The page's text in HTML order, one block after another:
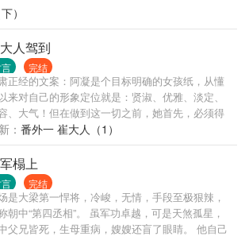
竟然跟她一起穿越，变成了随身灵泉空间！ 被弃
后，华丽变身的温锦带着萌宝走出冷院，手撕白
痛扁绿茶。 撩什么男人？独美做个富婆它不香
温锦带着萌娃，治病救人赚银子。 医治瘸腿大
鼓励哥哥做大官。 没有金大腿，靠着金手指咱也
为人生赢家！ 唉，不对，这个又帅又撩的王爷怎
纠缠她？说好的冷清疏离，两看相厌呢？
）
人驾到
完结
正经的文案：阿凝是个目标明确的女孩纸，从懂
来对自己的形象定位就是：贤淑、优雅、淡定、
、大气！但在做到这一切之前，她首先，必须得
袖子掀翻那帮装逼的伪君子！！！不正经文案：
么耀眼，宛若烈烈金乌让人不敢直视、不敢靠
就连他主动接近，阿凝都觉得自己要被烤化了，
不敢置信自己竟然拥有了这个男人。她有时候会
：你不嫌弃我笨？他道：智多者夭寿，你能拯救
我们的孩子。她恼怒又担忧：就算以后我生的孩
笨点，可你又不会变笨。他抱住她道：近墨者
。——————————————本文是悬疑、推
： 番外一 崔大人（1）
榻上
完结
是大梁第一悍将，冷峻，无情，手段至极狠辣，
朝中“第四丞相”。 虽军功卓越，可是天煞孤星，
父兄皆死，生母重病，嫂嫂还盲了眼睛。 他自己